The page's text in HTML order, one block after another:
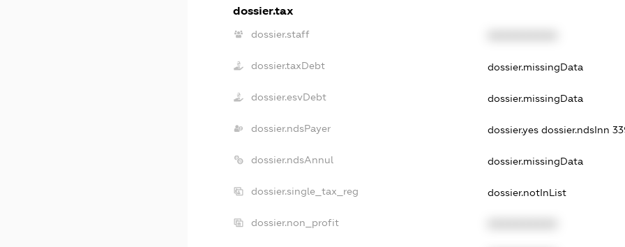
dossier.tax
dossier.staff
dossier.taxDebt dossier.missingData
dossier.esvDebt dossier.missingData
dossier.ndsPayer dossier.yes dossier.ndsInn
dossier.ndsAnnul dossier.missingData
dossier.single_tax_reg dossier.notInList
dossier.non_profit